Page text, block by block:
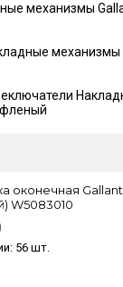
оконечная
W5083010
56 шт.
механизмы